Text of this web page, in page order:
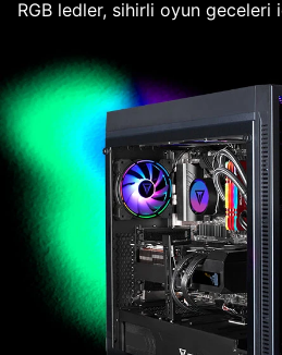
RGB ledler, sihirli oyun geceleri